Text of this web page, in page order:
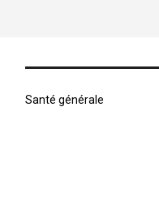
Santé générale